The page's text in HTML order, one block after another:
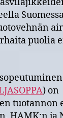
puolia
) on
tuotannon